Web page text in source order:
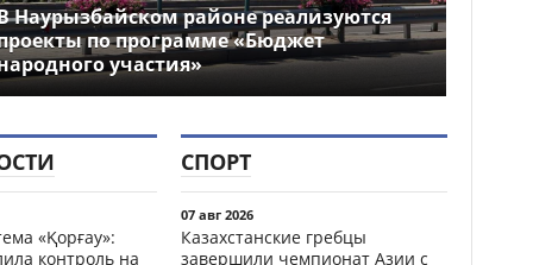
Наурызбайском районе реализуются
по программе «Бюджет
участия»
«Қорғау»:
контроль на
СПОРТ
07 авг 2026
Казахстанские гребцы
завершили чемпионат Азии с